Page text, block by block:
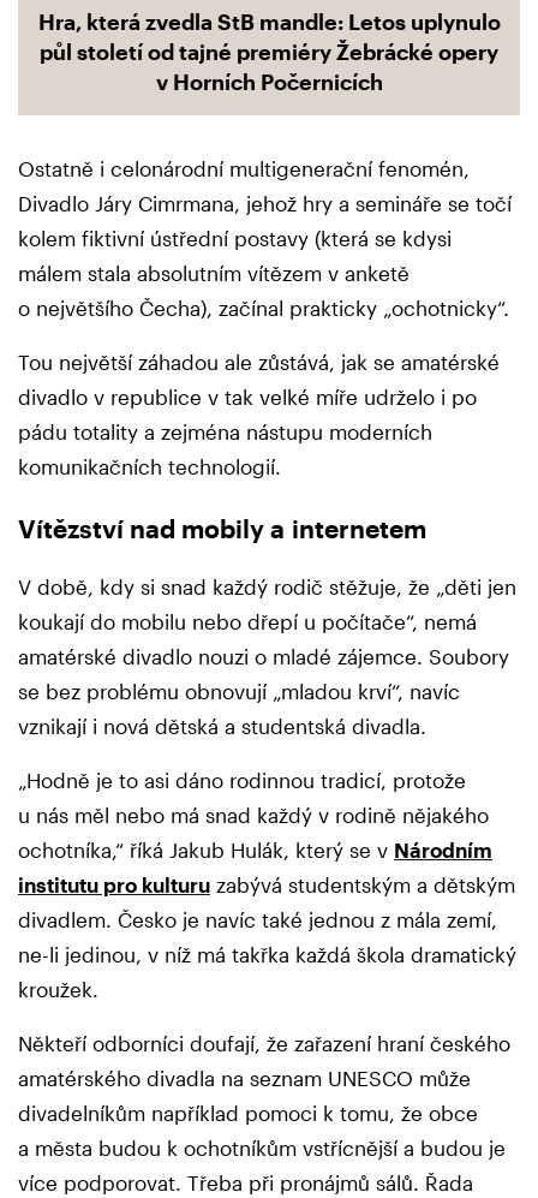
Hra, která zvedla StB mandle: Letos uplynulo
půl století od tajné premiéry Žebrácké opery
v Horních Počernicích
Ostatně i celonárodní multigenerační fenomén,
Divadlo Járy Cimrmana, jehož hry a semináře se točí
kolem fiktivní ústřední postavy (která se kdysi
málem stala absolutním vítězem v anketě
o největšího Čecha), začínal prakticky „ochotnicky“.
Tou největší záhadou ale zůstává, jak se amatérské
divadlo v republice v tak velké míře udrželo i po
pádu totality a zejména nástupu moderních
komunikačních technologií.
Vítězství nad mobily a internetem
V době, kdy si snad každý rodič stěžuje, že „děti jen
koukají do mobilu nebo dřepí u počítače“, nemá
amatérské divadlo nouzi o mladé zájemce. Soubory
se bez problému obnovují „mladou krví“, navíc
vznikají i nová dětská a studentská divadla.
„Hodně je to asi dáno rodinnou tradicí, protože
u nás měl nebo má snad každý v rodině nějakého
ochotníka,“ říká Jakub Hulák, který se v Národním
institutu pro kulturu zabývá studentským a dětským
divadlem. Česko je navíc také jednou z mála zemí,
ne-li jedinou, v níž má takřka každá škola dramatický
kroužek.
Někteří odborníci doufají, že zařazení hraní českého
amatérského divadla na seznam UNESCO může
divadelníkům například pomoci k tomu, že obce
a města budou k ochotníkům vstřícnější a budou je
více podporovat. Třeba při pronájmů sálů. Řada